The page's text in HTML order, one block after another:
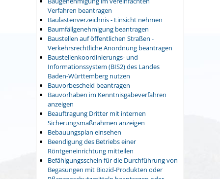
Verfahren beantragen
Baulastenverzeichnis - Einsicht nehmen
Baumfällgenehmigung beantragen
Baustellen auf öffentlichen Straßen -
Verkehrsrechtliche Anordnung beantragen
Baustellenkoordinierungs- und
Informationssystem (BIS2) des Landes
Baden-Württemberg nutzen
Bauvorbescheid beantragen
Bauvorhaben im Kenntnisgabeverfahren
anzeigen
Beauftragung Dritter mit internen
Sicherungsmaßnahmen anzeigen
Bebauungsplan einsehen
Beendigung des Betriebs einer
Röntgeneinrichtung mitteilen
Befähigungsschein für die Durchführung von
Begasungen mit Biozid-Produkten oder